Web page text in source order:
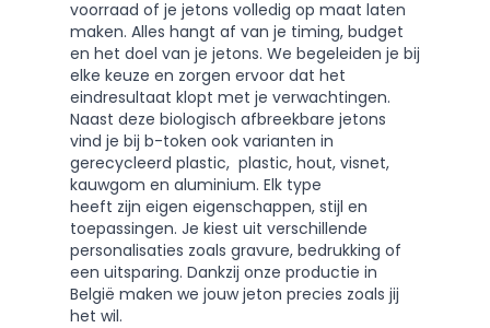
voorraad of je jetons volledig op maat laten
maken. Alles hangt af van je timing, budget
en het doel van je jetons. We begeleiden je bij
elke keuze en zorgen ervoor dat het
eindresultaat klopt met je verwachtingen.
Naast deze biologisch afbreekbare jetons
vind je bij b-token ook varianten in
gerecycleerd plastic, plastic, hout, visnet,
kauwgom en aluminium. Elk type
heeft zijn eigen eigenschappen, stijl en
toepassingen. Je kiest uit verschillende
personalisaties zoals gravure, bedrukking of
een uitsparing. Dankzij onze productie in
België maken we jouw jeton precies zoals jij
het wil.